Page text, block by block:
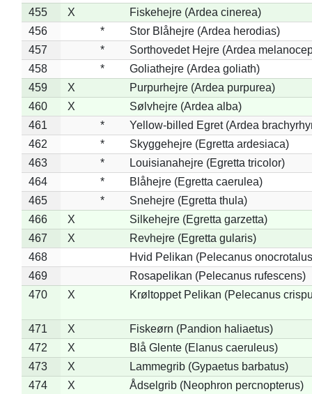
455
X
Fiskehejre (Ardea cinerea)
456
*
Stor Blåhejre (Ardea herodias)
457
*
Sorthovedet Hejre (Ardea
458
*
Goliathejre (Ardea goliath)
459
X
Purpurhejre (Ardea purpurea)
460
X
Sølvhejre (Ardea alba)
461
*
Yellow-billed Egret (Ardea
462
*
Skyggehejre (Egretta ardesiaca)
463
*
Louisianahejre (Egretta tricolor)
464
*
Blåhejre (Egretta caerulea)
465
*
Snehejre (Egretta thula)
466
X
Silkehejre (Egretta garzetta)
467
X
Revhejre (Egretta gularis)
468
Hvid Pelikan (Pelecanus
469
Rosapelikan (Pelecanus rufescens)
470
X Krøltoppet Pelikan (Pelecanus
471 X
Fiskeørn (Pandion haliaetus)
472
X
Blå Glente (Elanus caeruleus)
473
X
Lammegrib (Gypaetus barbatus)
474
X Ådselgrib (Neophron percnopterus)